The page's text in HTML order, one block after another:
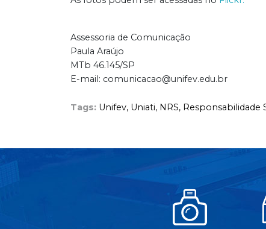
Assessoria de Comunicação
Paula Araújo
MTb 46.145/SP
E-mail: comunicacao@unifev.edu.br
Tags: Unifev, Uniati, NRS, Responsabilidade